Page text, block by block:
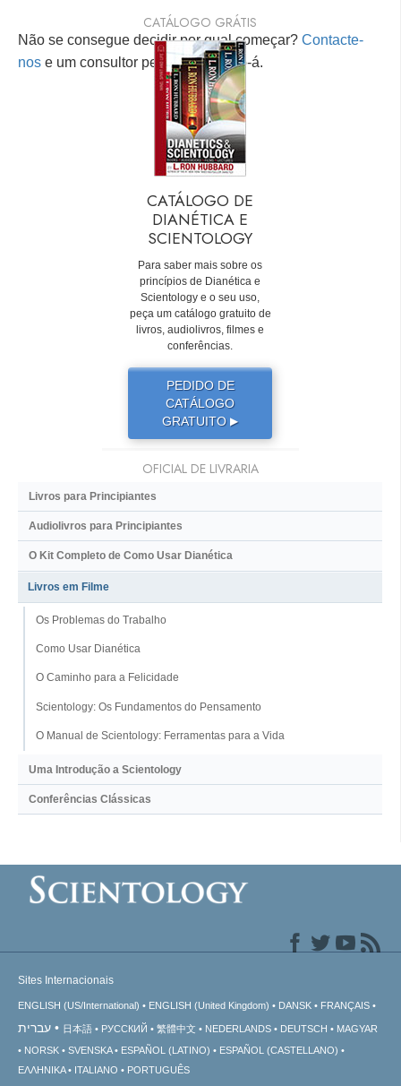
Não se consegue decidir por qual começar? Contacte-
nos e um consultor pessoal ajudá-lo-á.
CATÁLOGO GRÁTIS
CATÁLOGO DE
DIANÉTICA E
SCIENTOLOGY
Para saber mais sobre os
princípios de Dianética e
Scientology e o seu uso,
peça um catálogo gratuito de
livros, audiolivros, filmes e
conferências.
PEDIDO DE
CATÁLOGO
GRATUITO ▶
OFICIAL DE LIVRARIA
Livros para Principiantes
Audiolivros para Principiantes
O Kit Completo de Como Usar Dianética
Livros em Filme
Os Problemas do Trabalho
Como Usar Dianética
O Caminho para a Felicidade
Scientology: Os Fundamentos do Pensamento
O Manual de Scientology: Ferramentas para a Vida
Uma Introdução a Scientology
Conferências Clássicas
Sites Internacionais
ENGLISH (US/International) ENGLISH (United Kingdom) DANSK FRANÇAIS
עברית 日本語 РУССКИЙ 繁體中文 NEDERLANDS DEUTSCH
MAGYAR
NORSK
SVENSKA ESPAÑOL (LATINO)
ESPAÑOL (CASTELLANO)
ΕΛΛΗΝΙΚA
ITALIANO PORTUGUÊS